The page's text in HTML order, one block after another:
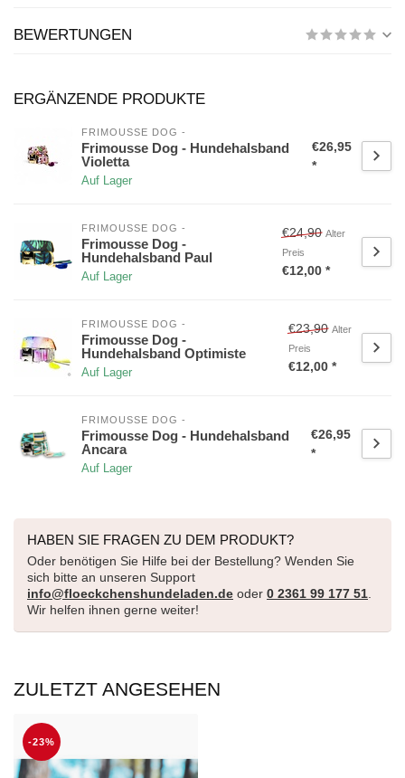
BEWERTUNGEN
ERGÄNZENDE PRODUKTE
FRIMOUSSE DOG -
Frimousse Dog - Hundehalsband
Violetta
Auf Lager
€26,95
*
FRIMOUSSE DOG -
Frimousse Dog -
Hundehalsband Paul
Auf Lager
€24,90 Alter
Preis
€12,00 *
FRIMOUSSE DOG -
Frimousse Dog -
Hundehalsband Optimiste
Auf Lager
€23,90 Alter
Preis
€12,00 *
FRIMOUSSE DOG -
Frimousse Dog - Hundehalsband
Ancara
Auf Lager
€26,95
*
HABEN SIE FRAGEN ZU DEM PRODUKT?
Oder benötigen Sie Hilfe bei der Bestellung? Wenden Sie
sich bitte an unseren Support
info@floeckchenshundeladen.de oder 0 2361 99 177 51.
Wir helfen ihnen gerne weiter!
ZULETZT ANGESEHEN
-23%